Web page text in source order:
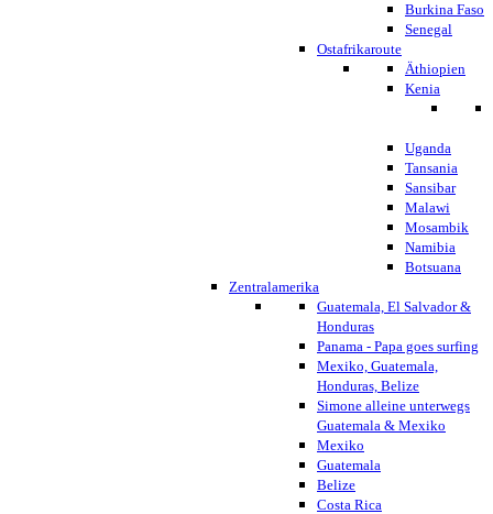
Burkina Faso
Senegal
Ostafrikaroute
Äthiopien
Kenia
Uganda
Tansania
Sansibar
Malawi
Mosambik
Namibia
Botsuana
Zentralamerika
Guatemala, El Salvador &
Honduras
Panama - Papa goes surfing
Mexiko, Guatemala,
Honduras, Belize
Simone alleine unterwegs
Guatemala & Mexiko
Mexiko
Guatemala
Belize
Costa Rica